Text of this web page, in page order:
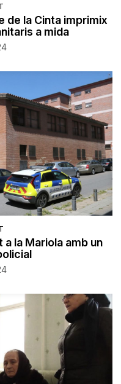
de la Cinta imprimix
a mida
la Mariola amb un